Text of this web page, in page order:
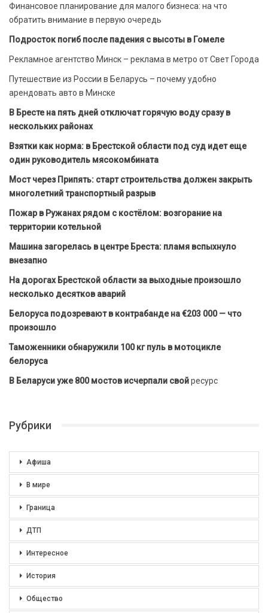
Финансовое планирование для малого бизнеса: на что
обратить внимание в первую очередь
Подросток погиб после падения с высоты в Гомеле
Рекламное агентство Минск – реклама в метро от Свет Города
Путешествие из России в Беларусь – почему удобно
арендовать авто в Минске
В Бресте на пять дней отключат горячую воду сразу в
нескольких районах
Взятки как норма: в Брестской области под суд идет еще
один руководитель мясокомбината
Мост через Припять: старт строительства должен закрыть
многолетний транспортный разрыв
Пожар в Ружанах рядом с костёлом: возгорание на
территории котельной
Машина загорелась в центре Бреста: пламя вспыхнуло
внезапно
На дорогах Брестской области за выходные произошло
несколько десятков аварий
Белоруса подозревают в контрабанде на €203 000 — что
произошло
Таможенники обнаружили 100 кг пуль в мотоцикле
белоруса
В Беларуси уже 800 мостов исчерпали свойресурс
Рубрики
Афиша
В мире
Граница
ДТП
Интересное
История
Общество